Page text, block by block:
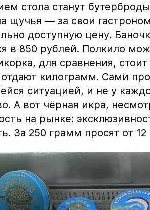
стола станут
щучья — за свои
доступную цену.
в 850 рублей. Полкило
для сравнения,
отдают килограмм. Сами
ситуацией, и не у
А вот чёрная икра,
на рынке:
За 250 грамм просят от